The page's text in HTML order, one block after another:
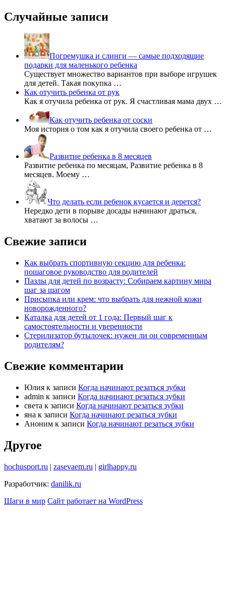
Случайные записи
Погремушка и слинги — самые подходящие
подарки для маленького ребенка
Существует множество вариантов при выборе игрушек
для детей. Такая покупка …
Как отучить ребенка от рук
Как я отучила ребенка от рук. Я счастливая мама двух …
Как отучить ребенка от соски
Моя история о том как я отучила своего ребенка от …
Развитие ребенка в 8 месяцев
Развитие ребенка по месяцам, Развитие ребенка в 8
месяцев. Моему …
Что делать если ребенок кусается и дерется?
Нередко дети в порыве досады начинают драться,
хватают за волосы …
Свежие записи
Как выбрать спортивную секцию для ребенка:
пошаговое руководство для родителей
Пазлы для детей по возрасту: Собираем картину мира
шаг за шагом
Присыпка или крем: что выбрать для нежной кожи
новорожденного?
Каталка для детей от 1 года: Первый шаг к
самостоятельности и уверенности
Стерилизатор бутылочек: нужен ли он современным
родителям?
Свежие комментарии
Юлия к записи Когда начинают резаться зубки
admin к записи Когда начинают резаться зубки
света к записи Когда начинают резаться зубки
яна к записи Когда начинают резаться зубки
Аноним к записи Когда начинают резаться зубки
Другое
hochusport.ru | zasevaem.ru | girlhappy.ru
Разработчик: danilik.ru
Шаги в мир Сайт работает на WordPress